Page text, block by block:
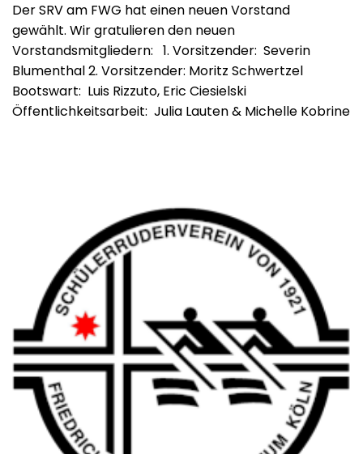
Der SRV am FWG hat einen neuen Vorstand
gewählt. Wir gratulieren den neuen
Vorstandsmitgliedern: 1. Vorsitzender: Severin
Blumenthal 2. Vorsitzender: Moritz Schwertzel
Bootswart: Luis Rizzuto, Eric Ciesielski
Öffentlichkeitsarbeit: Julia Lauten & Michelle Kobrine